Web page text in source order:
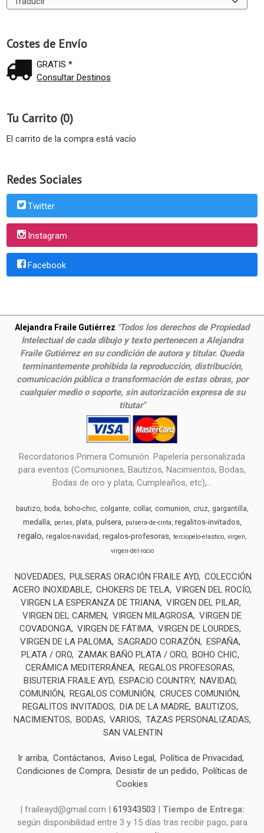
Costes de Envío
GRATIS *
Consultar Destinos
Tu Carrito (0)
El carrito de la compra está vacío
Redes Sociales
Twitter
Instagram
Facebook
Alejandra Fraile Gutiérrez "Todos los derechos de Propiedad
Intelectual de cada dibujo y texto pertenecen a Alejandra
Fraile Gutiérrez en su condición de autora y titular. Queda
terminantemente prohibida la reproducción, distribución,
comunicación pública o transformación de estas obras, por
cualquier medio o soporte, sin autorización expresa de su
titutar"
Recordatorios Primera Comunión. Papelería personalizada
para eventos (Comuniones, Bautizos, Nacimientos, Bodas,
Bodas de oro y plata, Cumpleaños, etc),...
bautizo boda boho-chic colgante collar comunion cruz gargantilla
medalla perlas plata pulsera pulsera-de-cinta regalitos-invitados
regalo regalos-navidad regalos-profesoras terciopelo-elastico virgen
virgen-del-rocio
NOVEDADES PULSERAS ORACIÓN FRAILE AYD COLECCIÓN
ACERO INOXIDABLE CHOKERS DE TELA VIRGEN DEL ROCÍO
VIRGEN LA ESPERANZA DE TRIANA VIRGEN DEL PILAR
VIRGEN DEL CARMEN
VIRGEN MILAGROSA VIRGEN DE
COVADONGA VIRGEN DE FÁTIMA VIRGEN DE LOURDES
VIRGEN DE LA PALOMA SAGRADO CORAZÓN
ESPAÑA
PLATA / ORO
ZAMAK BAÑO PLATA / ORO BOHO CHIC
CERÁMICA MEDITERRÁNEA REGALOS PROFESORAS
BISUTERIA FRAILE AYD ESPACIO COUNTRY NAVIDAD
COMUNIÓN
REGALOS COMUNIÓN
CRUCES COMUNIÓN
REGALITOS INVITADOS
DIA DE LA MADRE BAUTIZOS
NACIMIENTOS
BODAS VARIOS
TAZAS PERSONALIZADAS
SAN VALENTIN
Ir arriba Contáctanos Aviso Legal
Política de Privacidad
Condiciones de Compra Desistir de un pedido
Políticas de
Cookies
| fraileayd@gmail.com | 619343503 | Tiempo de Entrega:
según disponibilidad entre 3 y 15 días tras recibir pago, para